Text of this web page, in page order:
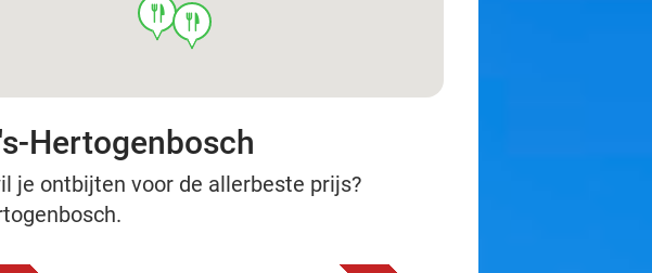
food food
Hertogenbosch
je ontbijten voor de allerbeste prijs?